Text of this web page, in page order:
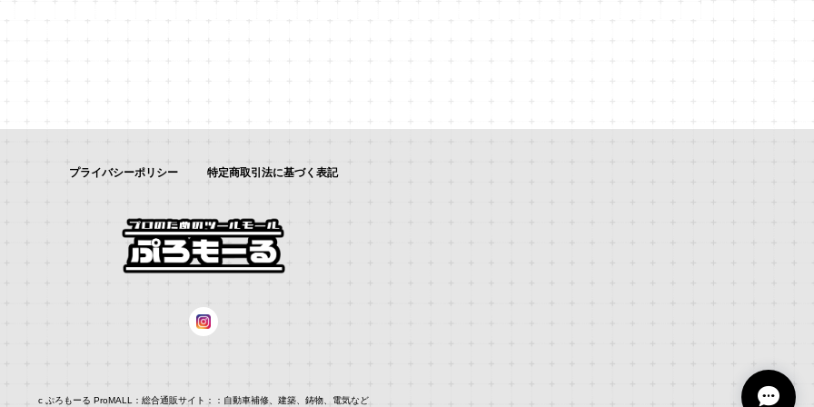
プライバシーポリシー 特定商取引法に基づく表記
c ぷろもーる ProMALL：総合通販サイト：：自動車補修、建築、鋳物、電気など